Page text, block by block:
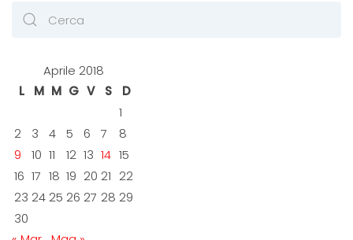
Aprile 2018
L
M M G V S
D
1
2
3 4 5 6 7
8
9
10 11 12 13 14 15
16 17 18 19 20 21 22
23 24 25 26 27 28 29
30